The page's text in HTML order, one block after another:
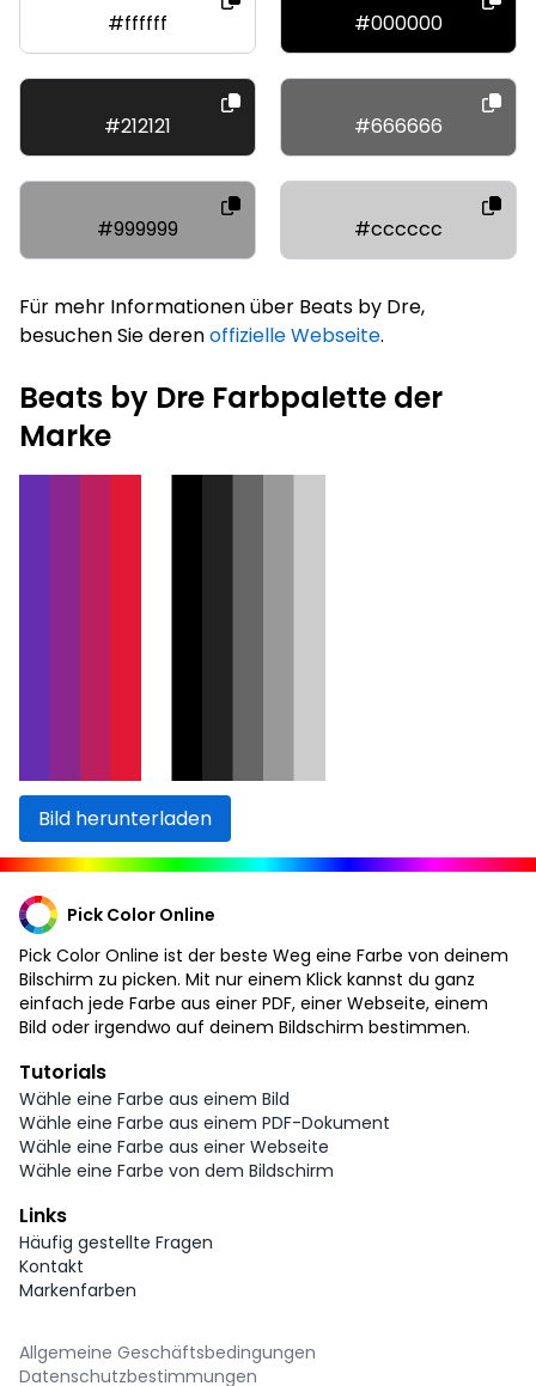
#ffffff #000000
#212121 #666666
#999999 #cccccc
Für mehr Informationen über Beats by Dre,
besuchen Sie derenoffizielle Webseite.
Beats by Dre Farbpalette der
Marke
Bild herunterladen
Pick Color Online
Pick Color Online ist der beste Weg eine Farbe von deinem
Bilschirm zu picken. Mit nur einem Klick kannst du ganz
einfach jede Farbe aus einer PDF, einer Webseite, einem
Bild oder irgendwo auf deinem Bildschirm bestimmen.
Tutorials
Wähle eine Farbe aus einem Bild
Wähle eine Farbe aus einem PDF-Dokument
Wähle eine Farbe aus einer Webseite
Wähle eine Farbe von dem Bildschirm
Links
Häufig gestellte Fragen
Kontakt
Markenfarben
Allgemeine Geschäftsbedingungen
Datenschutzbestimmungen